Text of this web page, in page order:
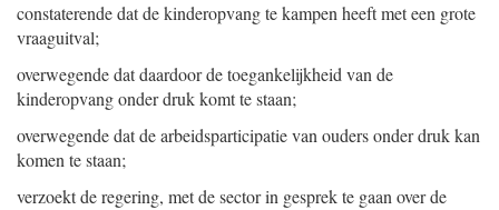
constaterende dat de kinderopvang te kampen heeft met een grote
vraaguitval;
overwegende dat daardoor de toegankelijkheid van de
kinderopvang onder druk komt te staan;
overwegende dat de arbeidsparticipatie van ouders onder druk kan
komen te staan;
verzoekt de regering, met de sector in gesprek te gaan over de